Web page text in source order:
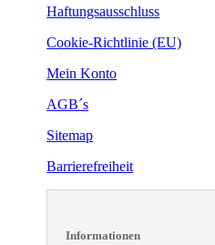
Haftungsausschluss
Cookie-Richtlinie (EU)
Mein Konto
AGB´s
Sitemap
Barrierefreiheit
Informationen